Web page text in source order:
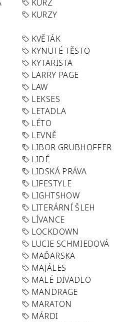
KURZ
KURZY
KVĚTÁK
KYNUTÉ TĚSTO
KYTARISTA
LARRY PAGE
LAW
LEKSES
LETADLA
LÉTO
LEVNĚ
LIBOR GRUBHOFFER
LIDÉ
LIDSKÁ PRÁVA
LIFESTYLE
LIGHTSHOW
LITERÁRNÍ ŠLEH
LÍVANCE
LOCKDOWN
LUCIE SCHMIEDOVÁ
MAĎARSKA
MAJÁLES
MALÉ DIVADLO
MANDRAGE
MARATON
MÁRDI